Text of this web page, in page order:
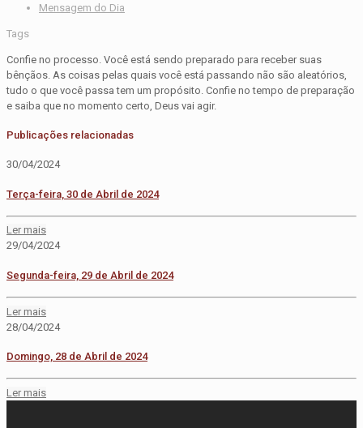
Mensagem do Dia
Tags
Confie no processo. Você está sendo preparado para receber suas
bênçãos. As coisas pelas quais você está passando não são aleatórios,
tudo o que você passa tem um propósito. Confie no tempo de preparação
e saiba que no momento certo, Deus vai agir.
Publicações relacionadas
30/04/2024
Terça-feira, 30 de Abril de 2024
Ler mais
29/04/2024
Segunda-feira, 29 de Abril de 2024
Ler mais
28/04/2024
Domingo, 28 de Abril de 2024
Ler mais